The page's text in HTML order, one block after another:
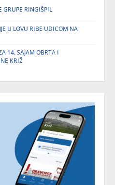
GRUPE RINGIŠPIL
U LOVU RIBE UDICOM NA
14. SAJAM OBRTA I
KRIŽ